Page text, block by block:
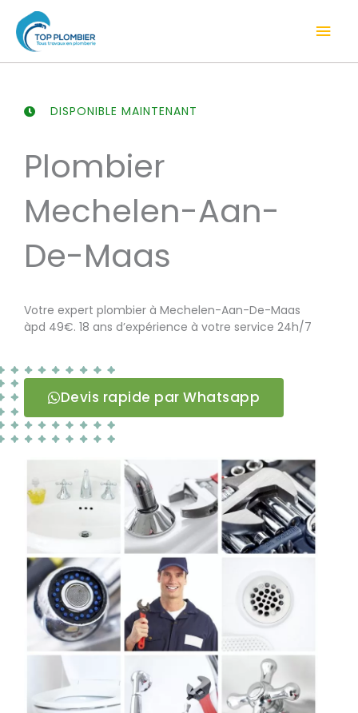
contenu
DISPONIBLE MAINTENANT
Plombier
Mechelen-Aan-
De-Maas
Votre expert plombier à Mechelen-Aan-De-Maas
àpd 49€. 18 ans d’expérience à votre service 24h/7
Devis rapide par Whatsapp